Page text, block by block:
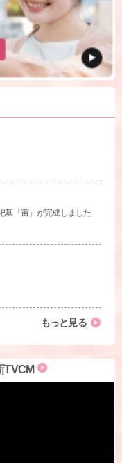
墓「宙」が完成しました
もっと見る
TVCM